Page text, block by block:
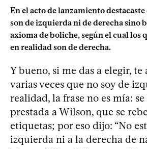
En el acto de lanzamiento
son de izquierda ni de derecha sino
axioma de boliche, según el cual los
en realidad son de derecha.
Y bueno, si me das a elegir,
varias veces que no soy de
realidad, la frase no es mía:
prestada a Wilson, que se
etiquetas; por eso dijo: “No
izquierda ni a la derecha de